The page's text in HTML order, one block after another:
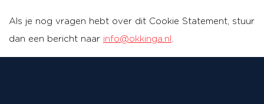
Als je nog vragen hebt over dit Cookie Statement, stuur
dan een bericht naar info@okkinga.nl